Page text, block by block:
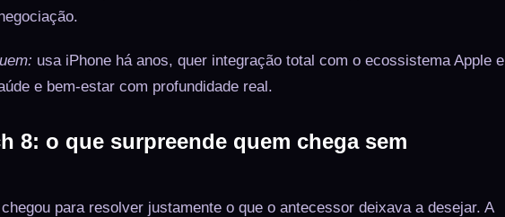
usa iPhone há anos, quer integração total com o ecossistema Apple e
e bem-estar com profundidade real.
8: o que surpreende quem chega sem
para resolver justamente o que o antecessor deixava a desejar. A